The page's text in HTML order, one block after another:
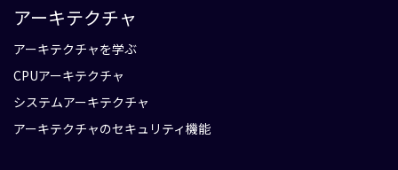
アーキテクチャ
アーキテクチャを学ぶ
CPUアーキテクチャ
システムアーキテクチャ
アーキテクチャのセキュリティ機能